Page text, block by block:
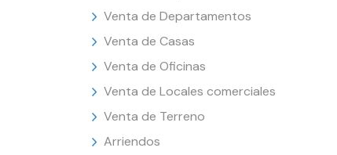
Venta de Departamentos
Venta de Casas
Venta de Oficinas
Venta de Locales comerciales
Venta de Terreno
Arriendos